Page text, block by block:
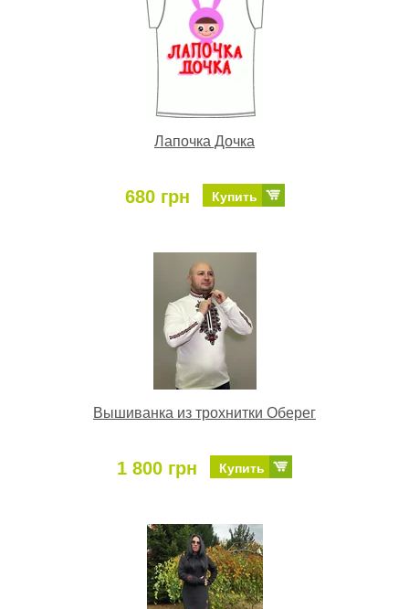
Лапочка Дочка
680 грн Купить
Вышиванка из трохнитки Оберег
1 800 грн Купить